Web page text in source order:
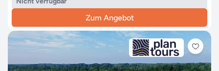
Zum Angebot